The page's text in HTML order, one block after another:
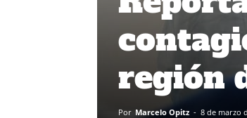
región
Por Marcelo Opitz - 8 de marzo